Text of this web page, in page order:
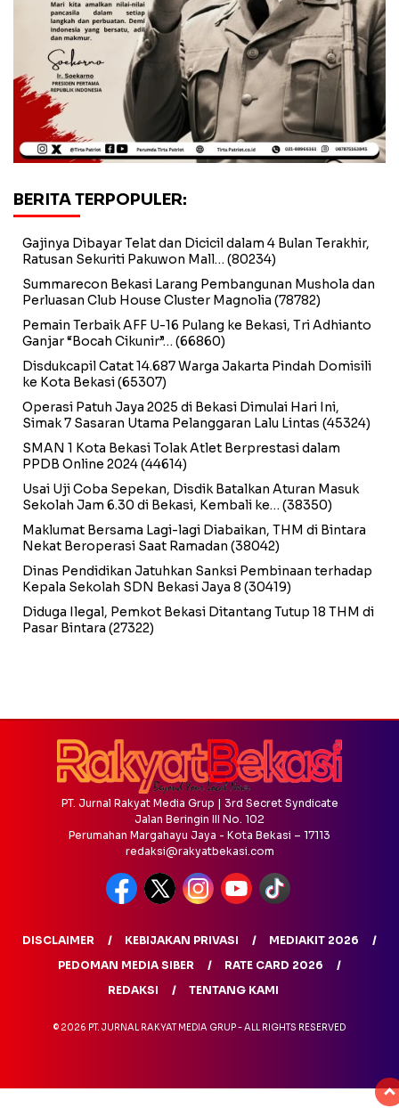
BERITA TERPOPULER:
Gajinya Dibayar Telat dan Dicicil dalam 4 Bulan Terakhir,
Ratusan Sekuriti Pakuwon Mall… (80234)
Summarecon Bekasi Larang Pembangunan Mushola dan
Perluasan Club House Cluster Magnolia (78782)
Pemain Terbaik AFF U-16 Pulang ke Bekasi, Tri Adhianto
Ganjar “Bocah Cikunir”… (66860)
Disdukcapil Catat 14.687 Warga Jakarta Pindah Domisili
ke Kota Bekasi(65307)
Operasi Patuh Jaya 2025 di Bekasi Dimulai Hari Ini,
Simak 7 Sasaran Utama Pelanggaran Lalu Lintas (45324)
SMAN 1 Kota Bekasi Tolak Atlet Berprestasi dalam
PPDB Online 2024(44614)
Usai Uji Coba Sepekan, Disdik Batalkan Aturan Masuk
Sekolah Jam 6.30 di Bekasi, Kembali ke… (38350)
Maklumat Bersama Lagi-lagi Diabaikan, THM di Bintara
Nekat Beroperasi Saat Ramadan (38042)
Dinas Pendidikan Jatuhkan Sanksi Pembinaan terhadap
Kepala Sekolah SDN Bekasi Jaya 8 (30419)
Diduga Ilegal, Pemkot Bekasi Ditantang Tutup 18 THM di
Pasar Bintara (27322)
PT. Jurnal Rakyat Media Grup | 3rd Secret Syndicate
Jalan Beringin III No. 102
Perumahan Margahayu Jaya - Kota Bekasi – 17113
redaksi@rakyatbekasi.com
DISCLAIMER KEBIJAKAN PRIVASI
MEDIAKIT 2026
PEDOMAN MEDIA SIBER
RATE CARD 2026
REDAKSI
TENTANG KAMI
© 2026 PT. JURNAL RAKYAT MEDIA GRUP - ALL RIGHTS RESERVED